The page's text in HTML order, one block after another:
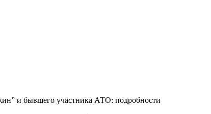
и бывшего участника АТО: подробности